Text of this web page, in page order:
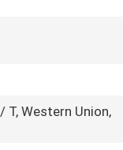
T, Western Union,